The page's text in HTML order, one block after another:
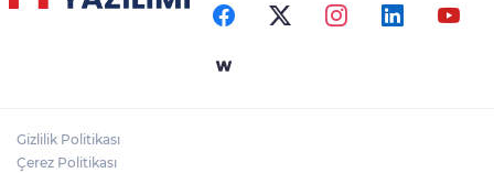
Gizlilik Politikası
Çerez Politikası